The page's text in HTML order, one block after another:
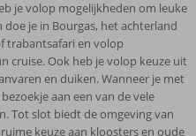
je volop mogelijkheden om leuke
je in Bourgas, het achterland
trabantsafari en volop
cruise. Ook heb je volop keuze uit
en duiken. Wanneer je met
aan een van de vele
Tot slot biedt de omgeving van
keuze aan kloosters en oude